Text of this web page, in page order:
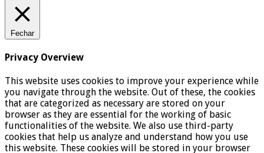
Fechar
Privacy Overview
This website uses cookies to improve your experience while
you navigate through the website. Out of these, the cookies
that are categorized as necessary are stored on your
browser as they are essential for the working of basic
functionalities of the website. We also use third-party
cookies that help us analyze and understand how you use
this website. These cookies will be stored in your browser